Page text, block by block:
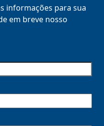
informações para sua
em breve nosso